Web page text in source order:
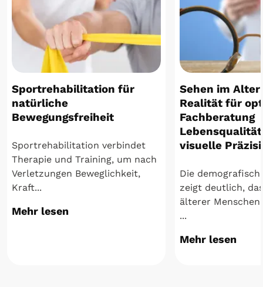
Sportrehabilitation für
natürliche
Bewegungsfreiheit
Sportrehabilitation verbindet
Therapie und Training, um nach
Verletzungen Beweglichkeit,
Kraft...
Mehr lesen
Sehen im Alter
Realität für
Fachberatung
visuelle
Die
zeigt deutlich,
älterer
...
Mehr lesen